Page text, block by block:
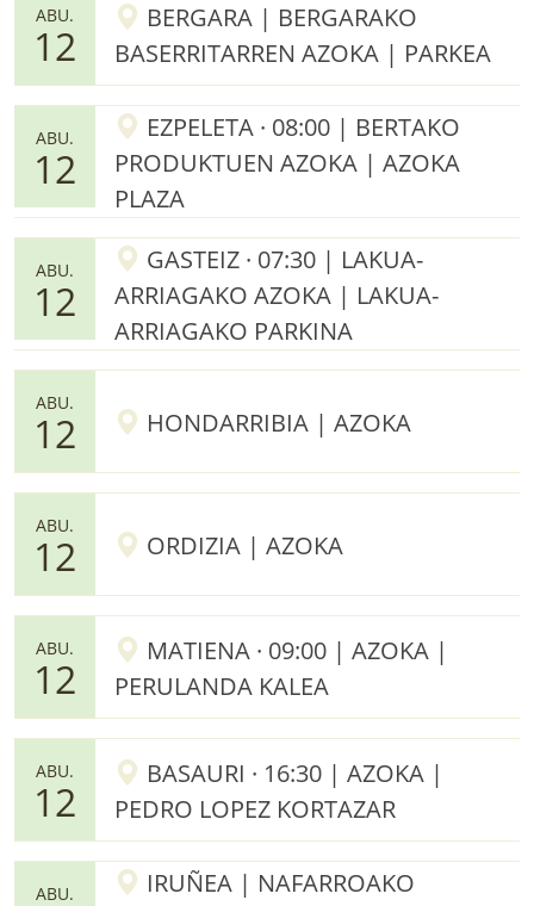
ABU.
12
BERGARA | BERGARAKO
BASERRITARREN AZOKA | PARKEA
ABU.
12
EZPELETA · 08:00 | BERTAKO
PRODUKTUEN AZOKA | AZOKA
PLAZA
ABU.
12
GASTEIZ · 07:30 | LAKUA-
ARRIAGAKO AZOKA | LAKUA-
ARRIAGAKO PARKINA
ABU.
12 HONDARRIBIA | AZOKA
ABU.
12 ORDIZIA | AZOKA
ABU.
12
MATIENA · 09:00 | AZOKA |
PERULANDA KALEA
ABU.
12
BASAURI · 16:30 | AZOKA |
PEDRO LOPEZ KORTAZAR
ABU.
IRUÑEA | NAFARROAKO